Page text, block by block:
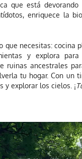
que está
enriquece la
que necesitas: cocina
y explora
ruinas ancestrales
tu hogar. Con
y explorar los cielos. ¡